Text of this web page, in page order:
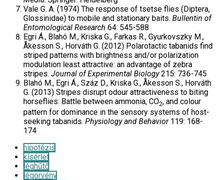
Vale G. A. (1974) The response of tsetse flies (Diptera,
Glossinidae) to mo­bile and stationary baits. Bullentin of
Entomological Research 64: 545-588
Egri Á., Blahó M., Kriska G., Farkas R., Gyurkovszky M.,
Åkesson S., Horváth G. (2012) Polarotactic tabanids find
striped patterns with brightness and/or polarization
modulation least attractive: an ad­vantage of zebra
stripes. Journal of Experimental Biology215: 736-745
Blahó M., Egri Á., Száz D., Kriska G., Åkesson S., Horváth
G. (2013) Stri­pes disrupt odour attractiveness to biting
horseflies: Battle bet­ween ammonia, CO2, and colour
pattern for dominance in the sensory systems of host-
seeking tabanids. Physiology and Behavior 119: 168-
174
hipotézis
kísérlet
léghűtő
légörvény